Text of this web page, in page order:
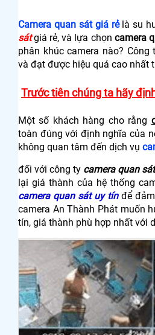
Camera quan sát giá rẻlà su
sátgiá rẻ, và lựa chọn camera
phân khúc camera nào?
và đạt được hiệu quả cao nhất
Trước tiên chúng ta hãy
Một số khách hàng cho rằng
toàn đúng với định nghĩa của
không quan tâm đến dịch vụ
đối với công ty camera quan sát
lại giá thành của hệ thống
camera quan sát uy tínđể đảm
camera An Thành Phát muốn
tín, giá thành phù hợp nhất với